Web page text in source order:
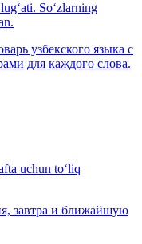
So‘zlarning
узбекского языка с
для каждого слова.
uchun to‘liq
завтра и ближайшую